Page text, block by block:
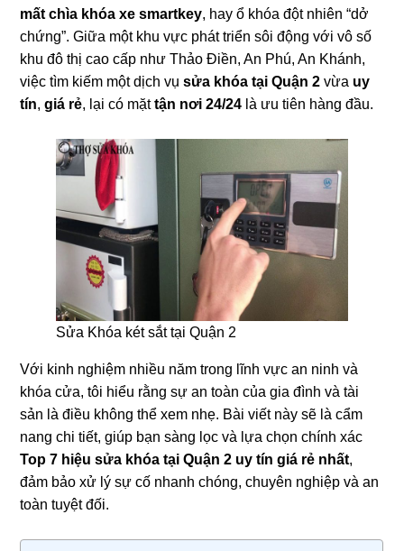
mất chìa khóa xe smartkey, hay ổ khóa đột nhiên “dở
chứng”. Giữa một khu vực phát triển sôi động với vô số
khu đô thị cao cấp như Thảo Điền, An Phú, An Khánh,
việc tìm kiếm một dịch vụsửa khóa tại Quận 2 vừa uy
tín,giá rẻ, lại có mặttận nơi 24/24 là ưu tiên hàng đầu.
Sửa Khóa két sắt tại Quận 2
Với kinh nghiệm nhiều năm trong lĩnh vực an ninh và
khóa cửa, tôi hiểu rằng sự an toàn của gia đình và tài
sản là điều không thể xem nhẹ. Bài viết này sẽ là cẩm
nang chi tiết, giúp bạn sàng lọc và lựa chọn chính xác
Top 7 hiệu sửa khóa tại Quận 2 uy tín giá rẻ nhất,
đảm bảo xử lý sự cố nhanh chóng, chuyên nghiệp và an
toàn tuyệt đối.